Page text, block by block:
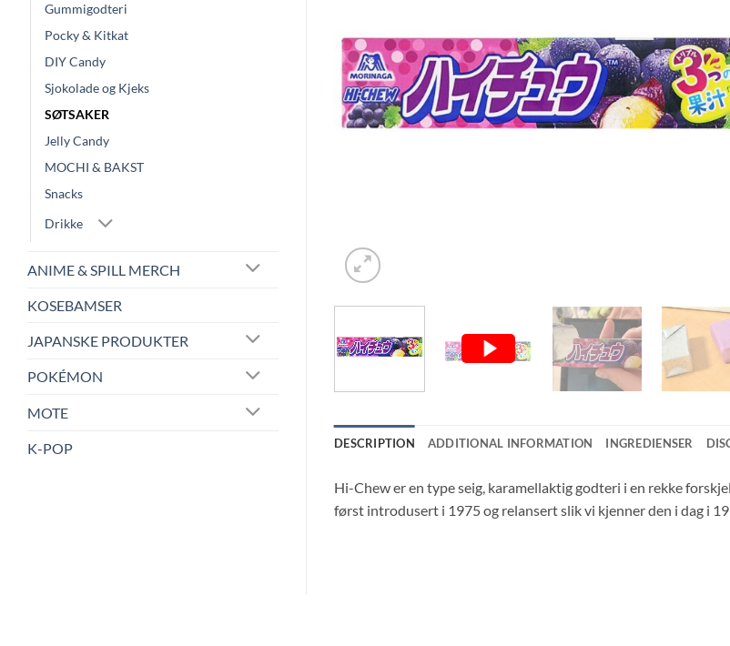
Gummigodteri
Pocky & Kitkat
DIY Candy
Sjokolade og Kjeks
SØTSAKER
Jelly Candy
MOCHI & BAKST
Snacks
Drikke
ANIME & SPILL MERCH
KOSEBAMSER
JAPANSKE PRODUKTER
POKÉMON
MOTE
K-POP DESCRIPTION ADDITIONAL INFORMATION INGREDIENSER
Hi-Chew er en type seig, karamellaktig godteri i en rekke
først introdusert i 1975 og relansert slik vi kjenner den i dag i